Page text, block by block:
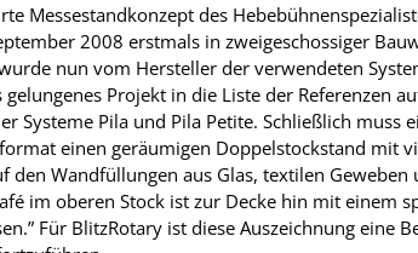
Messestandkonzept des
2008 erstmals in zweigeschossiger
nun vom Hersteller der verwendeten
Projekt in die Liste der Referenzen
Systeme Pila und Pila Petite. Schließlich muss
einen geräumigen Doppelstockstand mit
den Wandfüllungen aus Glas, textilen
im oberen Stock ist zur Decke hin mit einem
Für BlitzRotary ist diese Auszeichnung eine